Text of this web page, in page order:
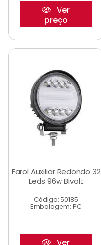
Ver
preço
Farol Auxiliar Redondo 32
Leds 96w Bivolt
Código: 50185
Embalagem: PC
Ver